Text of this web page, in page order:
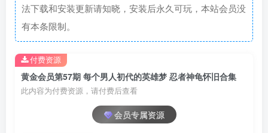
法下载和安装更新请知晓，安装后永久可玩，本站会员没
有本条限制。
黄金会员第57期 每个男人初代的英雄梦 忍者神龟怀旧合集
此内容为付费资源，请付费后查看
会员专属资源
付费资源